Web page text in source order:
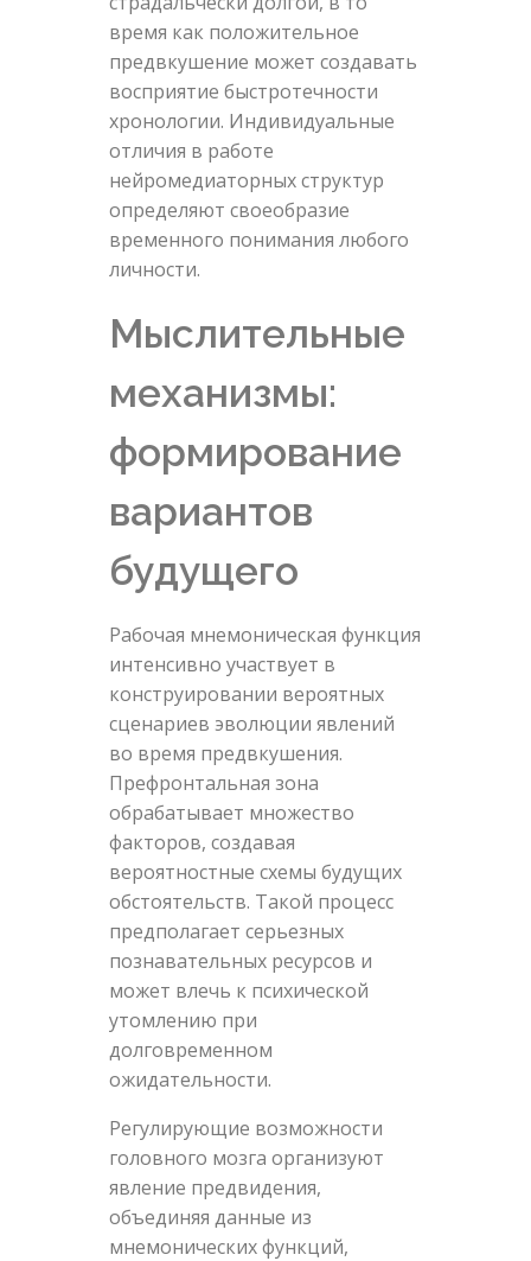
время как положительное
предвкушение может создавать
восприятие быстротечности
хронологии. Индивидуальные
отличия в работе
нейромедиаторных структур
определяют своеобразие
временного понимания любого
личности.
Мыслительные
механизмы:
формирование
вариантов
будущего
Рабочая мнемоническая функция
интенсивно участвует в
конструировании вероятных
сценариев эволюции явлений
во время предвкушения.
Префронтальная зона
обрабатывает множество
факторов, создавая
вероятностные схемы будущих
обстоятельств. Такой процесс
предполагает серьезных
познавательных ресурсов и
может влечь к психической
утомлению при
долговременном
ожидательности.
Регулирующие возможности
головного мозга организуют
явление предвидения,
объединяя данные из
мнемонических функций,